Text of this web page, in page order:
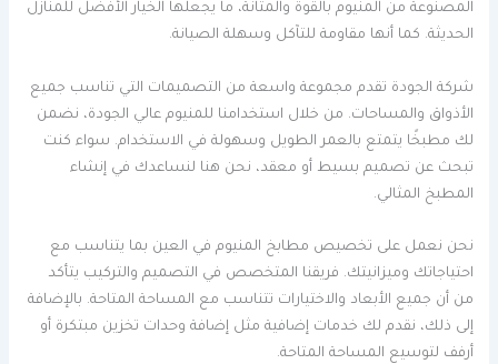
المصنوعة من المنيوم بالقوة والمتانة، ما يجعلها الخيار الأفضل للمنازل
الحديثة. كما أنها مقاومة للتآكل وسهلة الصيانة.
شركة الجودة تقدم مجموعة واسعة من التصميمات التي تناسب جميع
الأذواق والمساحات. من خلال استخدامنا للمنيوم عالي الجودة، نضمن
لك مطبخًا يتمتع بالعمر الطويل وسهولة في الاستخدام. سواء كنت
تبحث عن تصميم بسيط أو معقد، نحن هنا لنساعدك في إنشاء
المطبخ المثالي.
نحن نعمل على تخصيص مطابخ المنيوم في العين بما يتناسب مع
احتياجاتك وميزانيتك. فريقنا المتخصص في التصميم والتركيب يتأكد
من أن جميع الأبعاد والاختيارات تتناسب مع المساحة المتاحة. بالإضافة
إلى ذلك، نقدم لك خدمات إضافية مثل إضافة وحدات تخزين مبتكرة أو
أرفف لتوسيع المساحة المتاحة.